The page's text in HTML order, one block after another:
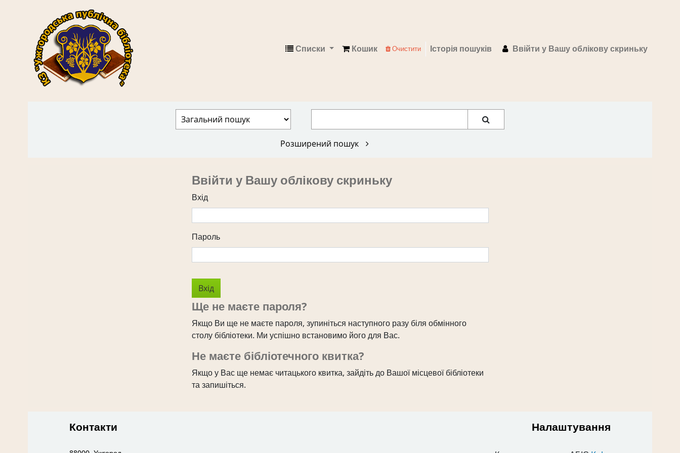
Кошик
Списки Ввійти у Вашу облікову скриньку
Історія пошуків
Очистити
Розширений пошук
Ввійти у Вашу облікову скриньку
Вхід
Пароль
Ще не маєте пароля?
Якщо Ви ще не маєте пароля, зупиніться наступного разу біля обмінного
столу бібліотеки. Ми успішно встановимо його для Вас.
Не маєте бібліотечного квитка?
Якщо у Вас ще немає читацького квитка, зайдіть до Вашої місцевої бібліотеки
та запишіться.
Контакти Налаштування